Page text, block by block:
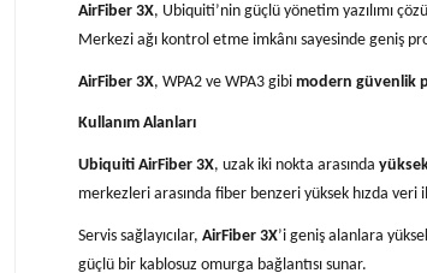
AirFiber 3X, Ubiquiti’nin güçlü yönetim yazılımı
Merkezi ağı kontrol etme imkânı sayesinde geniş
AirFiber 3X, WPA2 ve WPA3 gibi modern güvenlik
Kullanım Alanları
Ubiquiti AirFiber 3X, uzak iki nokta arasında
merkezleri arasında fiber benzeri yüksek hızda veri
Servis sağlayıcılar, AirFiber 3X’i geniş alanlara
güçlü bir kablosuz omurga bağlantısı sunar.